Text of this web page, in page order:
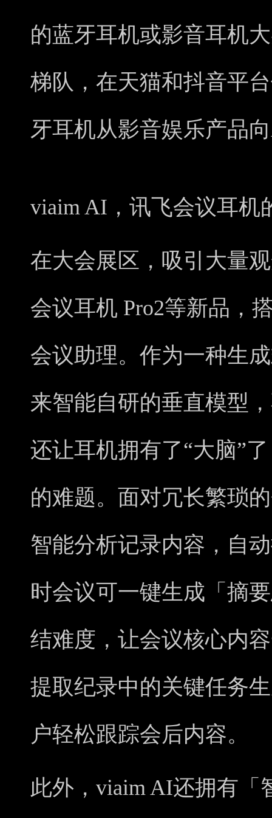
的蓝牙耳机或影音耳机
梯队，在天猫和抖音平
牙耳机从影音娱乐产品
viaim AI，讯飞会议耳机
在大会展区，吸引大量
会议耳机 Pro2等新品，
会议助理。作为一种生
来智能自研的垂直模型
还让耳机拥有了“大脑”
的难题。面对冗长繁琐
智能分析记录内容，自
时会议可一键生成「摘
结难度，让会议核心内
提取纪录中的关键任务
户轻松跟踪会后内容。
此外，viaim AI还拥有「